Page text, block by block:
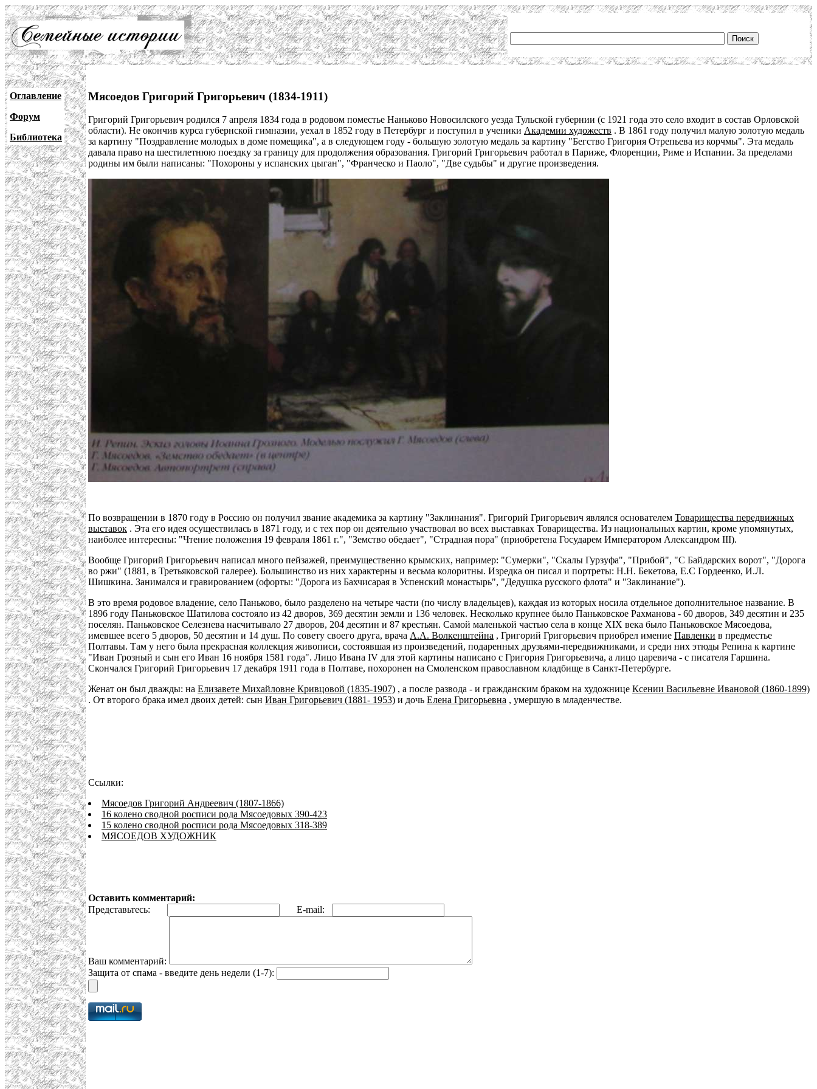
Оглавление
Форум
Библиотека
Мясоедов Григорий Григорьевич (1834-1911)
Григорий Григорьевич родился 7 апреля 1834 года в родовом поместье Наньково Новосилского уезда Тульской губернии (с 1921 года это село входит в состав Орловской
области). Не окончив курса губернской гимназии, уехал в 1852 году в Петербург и поступил в ученики Академии художеств . В 1861 году получил малую золотую медаль
за картину "Поздравление молодых в доме помещика", а в следующем году - большую золотую медаль за картину "Бегство Григория Отрепьева из корчмы". Эта медаль
давала право на шестилетнюю поездку за границу для продолжения образования. Григорий Григорьевич работал в Париже, Флоренции, Риме и Испании. За пределами
родины им были написаны: "Похороны у испанских цыган", "Франческо и Паоло", "Две судьбы" и другие произведения.
По возвращении в 1870 году в Россию он получил звание академика за картину "Заклинания". Григорий Григорьевич являлся основателем Товарищества передвижных
выставок . Эта его идея осуществилась в 1871 году, и с тех пор он деятельно участвовал во всех выставках Товарищества. Из национальных картин, кроме упомянутых,
наиболее интересны: "Чтение положения 19 февраля 1861 г.", "Земство обедает", "Страдная пора" (приобретена Государем Императором Александром III).
Вообще Григорий Григорьевич написал много пейзажей, преимущественно крымских, например: "Сумерки", "Скалы Гурзуфа", "Прибой", "С Байдарских ворот", "Дорога
во ржи" (1881, в Третьяковской галерее). Большинство из них характерны и весьма колоритны. Изредка он писал и портреты: H.Н. Бекетова, Е.С Гордеенко, И.Л.
Шишкина. Занимался и гравированием (офорты: "Дорога из Бахчисарая в Успенский монастырь", "Дедушка русского флота" и "Заклинание").
В это время родовое владение, село Паньково, было разделено на четыре части (по числу владельцев), каждая из которых носила отдельное дополнительное название. В
1896 году Паньковское Шатилова состояло из 42 дворов, 369 десятин земли и 136 человек. Несколько крупнее было Паньковское Рахманова - 60 дворов, 349 десятин и 235
поселян. Паньковское Селезнева насчитывало 27 дворов, 204 десятин и 87 крестьян. Самой маленькой частью села в конце XIX века было Паньковское Мясоедова,
имевшее всего 5 дворов, 50 десятин и 14 душ. По совету своего друга, врача А.А. Волкенштейна , Григорий Григорьевич приобрел имение Павленки в предместье
Полтавы. Там у него была прекрасная коллекция живописи, состоявшая из произведений, подаренных друзьями-передвижниками, и среди них этюды Репина к картине
"Иван Грозный и сын его Иван 16 ноября 1581 года". Лицо Ивана IV для этой картины написано с Григория Григорьевича, а лицо царевича - с писателя Гаршина.
Скончался Григорий Григорьевич 17 декабря 1911 года в Полтаве, похоронен на Смоленском православном кладбище в Санкт-Петербурге.
Женат он был дважды: на Елизавете Михайловне Кривцовой (1835-1907) , а после развода - и гражданским браком на художнице Ксении Васильевне Ивановой (1860-1899)
. От второго брака имел двоих детей: сын Иван Григорьевич (1881- 1953) и дочь Елена Григорьевна , умершую в младенчестве.
Ссылки:
Мясоедов Григорий Андреевич (1807-1866)
16 колено сводной росписи рода Мясоедовых 390-423
15 колено сводной росписи рода Мясоедовых 318-389
МЯСОЕДОВ ХУДОЖНИК
Оставить комментарий:
Представьтесь:
E-mail:
Ваш комментарий:
Защита от спама - введите день недели (1-7):